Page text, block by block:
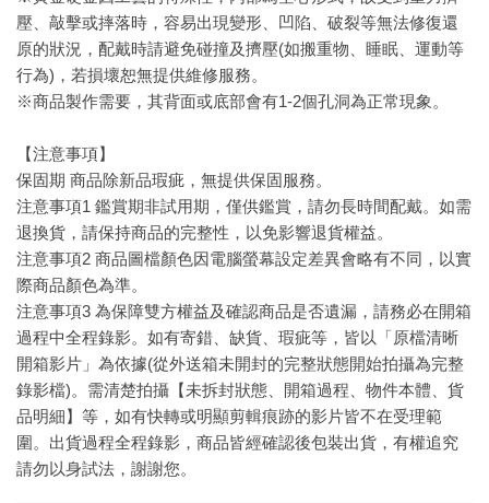
壓、敲擊或摔落時，容易出現變形、凹陷、破裂等無法修復還
原的狀況，配戴時請避免碰撞及擠壓(如搬重物、睡眠、運動等
行為)，若損壞恕無提供維修服務。
※商品製作需要，其背面或底部會有1-2個孔洞為正常現象。
【注意事項】
保固期 商品除新品瑕疵，無提供保固服務。
注意事項1 鑑賞期非試用期，僅供鑑賞，請勿長時間配戴。如需
退換貨，請保持商品的完整性，以免影響退貨權益。
注意事項2 商品圖檔顏色因電腦螢幕設定差異會略有不同，以實
際商品顏色為準。
注意事項3 為保障雙方權益及確認商品是否遺漏，請務必在開箱
過程中全程錄影。如有寄錯、缺貨、瑕疵等，皆以「原檔清晰
開箱影片」為依據(從外送箱未開封的完整狀態開始拍攝為完整
錄影檔)。需清楚拍攝【未拆封狀態、開箱過程、物件本體、貨
品明細】等，如有快轉或明顯剪輯痕跡的影片皆不在受理範
圍。出貨過程全程錄影，商品皆經確認後包裝出貨，有權追究
請勿以身試法，謝謝您。